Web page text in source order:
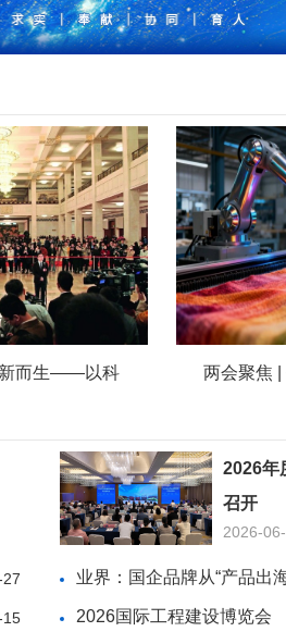
新而生——以科 两会聚焦 |
2026年
召开
2026-
15 2026国际工程建设博览会